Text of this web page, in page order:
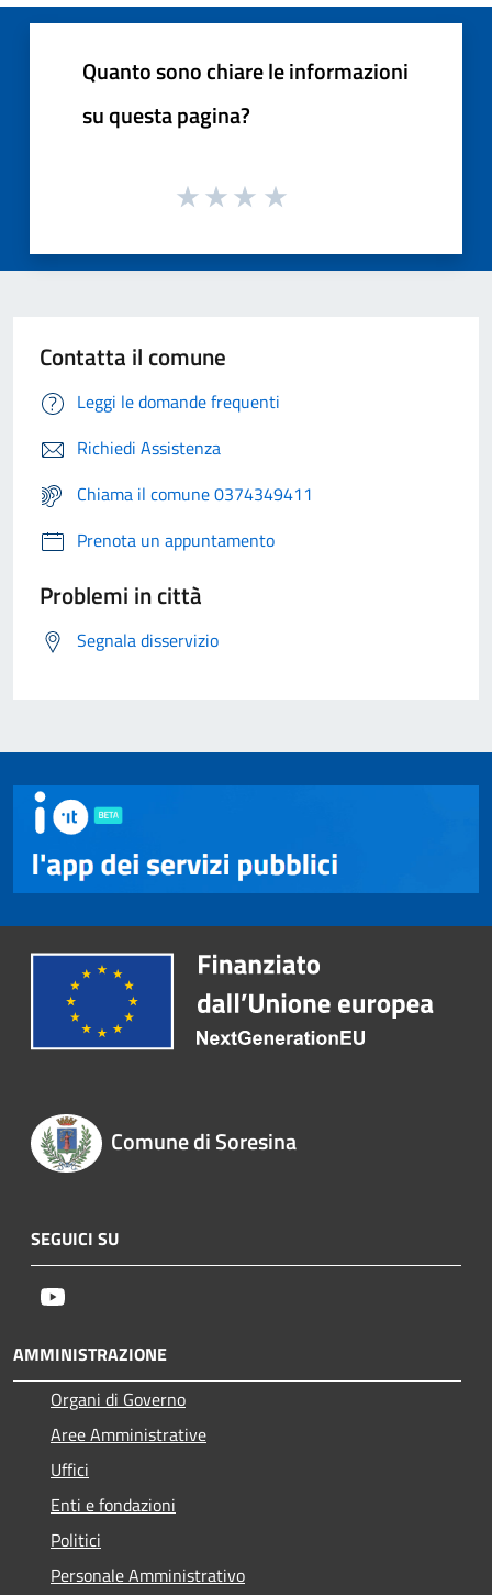
Quanto sono chiare le informazioni
su questa pagina?
Contatta il comune
Leggi le domande frequenti
Richiedi Assistenza
Chiama il comune 0374349411
Prenota un appuntamento
Problemi in città
Segnala disservizio
Comune di Soresina
SEGUICI SU
AMMINISTRAZIONE
Organi di Governo
Aree Amministrative
Uffici
Enti e fondazioni
Politici
Personale Amministrativo